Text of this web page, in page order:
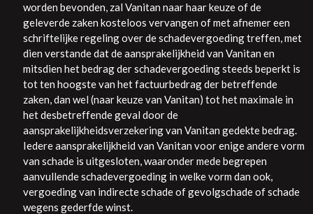
worden bevonden, zal Vanitan naar haar keuze of de
geleverde zaken kosteloos vervangen of met afnemer een
schriftelijke regeling over de schadevergoeding treffen, met
dien verstande dat de aansprakelijkheid van Vanitan en
mitsdien het bedrag der schadevergoeding steeds beperkt is
tot ten hoogste van het factuurbedrag der betreffende
zaken, dan wel (naar keuze van Vanitan) tot het maximale in
het desbetreffende geval door de
aansprakelijkheidsverzekering van Vanitan gedekte bedrag.
Iedere aansprakelijkheid van Vanitan voor enige andere vorm
van schade is uitgesloten, waaronder mede begrepen
aanvullende schadevergoeding in welke vorm dan ook,
vergoeding van indirecte schade of gevolgschade of schade
wegens gederfde winst.